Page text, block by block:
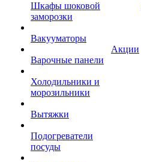
Шкафы шоковой
заморозки
Вакууматоры
Варочные панели
Холодильники и
морозильники
Вытяжки
Подогреватели
посуды
Акции